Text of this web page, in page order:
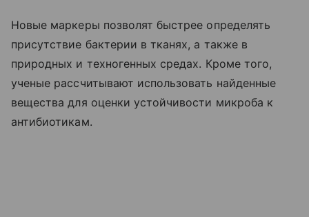
Новые маркеры позволят быстрее определять
присутствие бактерии в тканях, а также в
природных и техногенных средах. Кроме того,
ученые рассчитывают использовать найденные
вещества для оценки устойчивости микроба к
антибиотикам.